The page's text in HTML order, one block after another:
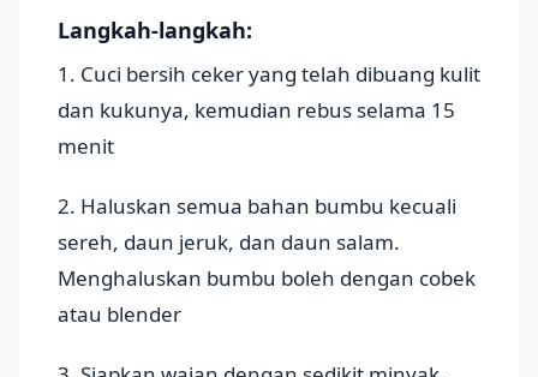
Langkah-langkah:
1. Cuci bersih ceker yang telah dibuang kulit
dan kukunya, kemudian rebus selama 15
menit
2. Haluskan semua bahan bumbu kecuali
sereh, daun jeruk, dan daun salam.
Menghaluskan bumbu boleh dengan cobek
atau blender